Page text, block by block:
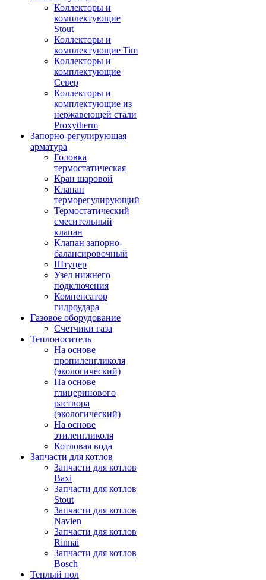
Коллекторы и
комплектующие
Stout
Коллекторы и
комплектующие Tim
Коллекторы и
комплектующие
Север
Коллекторы и
комплектующие из
нержавеющей стали
Proxytherm
Запорно-регулирующая
арматура
Головка
термостатическая
Кран шаровой
Клапан
терморегулирующий
Термостатический
смесительный
клапан
Клапан запорно-
балансировочный
Штуцер
Узел нижнего
подключения
Компенсатор
гидроудара
Газовое оборудование
Счетчики газа
Теплоноситель
На основе
пропиленгликоля
(экологический)
На основе
глицеринового
раствора
(экологический)
На основе
этиленгликоля
Котловая вода
Запчасти для котлов
Запчасти для котлов
Baxi
Запчасти для котлов
Stout
Запчасти для котлов
Navien
Запчасти для котлов
Rinnai
Запчасти для котлов
Bosch
Теплый пол